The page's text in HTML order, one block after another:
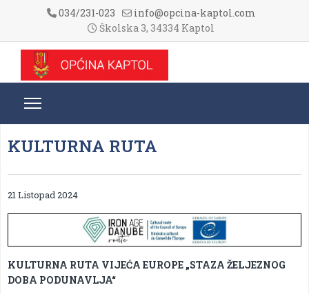
034/231-023
info@opcina-kaptol.com
Školska 3, 34334 Kaptol
KULTURNA RUTA
21 Listopad 2024
KULTURNA RUTA VIJEĆA EUROPE „STAZA ŽELJEZNOG
DOBA PODUNAVLJA“